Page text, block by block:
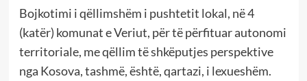
Bojkotimi i qëllimshëm i pushtetit lokal, në 4
(katër) komunat e Veriut, për të përfituar autonomi
territoriale, me qëllim të shkëputjes perspektive
nga Kosova, tashmë, është, qartazi, i lexueshëm.